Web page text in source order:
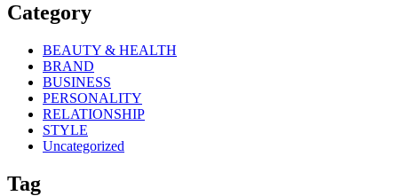
Category
BEAUTY & HEALTH
BRAND
BUSINESS
PERSONALITY
RELATIONSHIP
STYLE
Uncategorized
Tag